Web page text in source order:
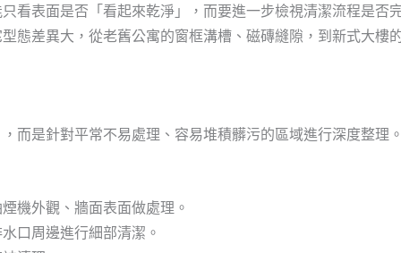
看表面是否「看起來乾淨」，而要進一步檢視清潔流程是否
態差異大，從老舊公寓的窗框溝槽、磁磚縫隙，到新式大樓
而是針對平常不易處理、容易堆積髒污的區域進行深度整理
機外觀、牆面表面做處理。
口周邊進行細部清潔。